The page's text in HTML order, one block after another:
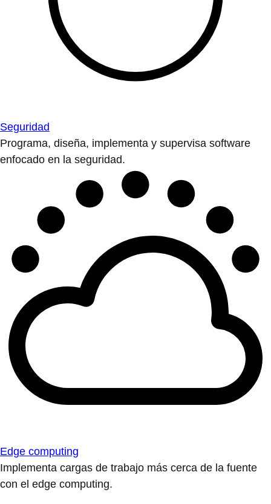
Seguridad
Programa, diseña, implementa y supervisa software
enfocado en la seguridad.
Edge computing
Implementa cargas de trabajo más cerca de la fuente
con el edge computing.